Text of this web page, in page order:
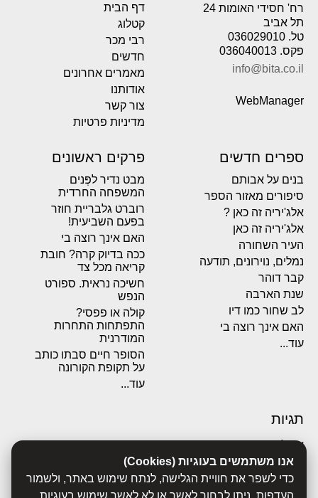
אנו משתמשים בעוגיות (Cookies)
כדי לשפר את חוויית הגלישה, לנתח שימוש באתר, ולשמור
העדפות. ניתן לבחור לאשר או לא לאשר שימוש בעוגיות
רח' חסידי האומות 24
תל אביב
טל. 036029010
פקס. 036040013
info@bita.co.il
WebManager
דף הבית
קטלוג
רבי מכר
חדשים
מאמרים אחרונים
אודותנו
צור קשר
מדיניות פרטיות
ספרים חדשים
בנים על אבותם
סיפורים מאזור הספר
אלג'יריה זה כאן ?
אלג'יריה זה כאן
העיר השחורה
נמלים, נוירונים, תודעה
קבר דוהר
שנת הארבה
לב שחור כמו דיו
האם אינך רוצה בי
עוד...
פרקים ראשונים
מבט נדיר לפְּנים
המשפחה החרדית
רוברט גלבריית חוזר
בפעם השביעית!
האם אינך רוצה בי
ככה בדיוק קרה? חובת
קריאה מכל צד
חשיכה נראית. ספורט
הנפש
קולה או פפסי?
התפתחות התחרות
המודרנית
הסופר חיים סבתו כותב
על תקופת הקורונה
עוד...
תגיות
אבולוציה
אכסדרה
אנשים
ביוגרפיות